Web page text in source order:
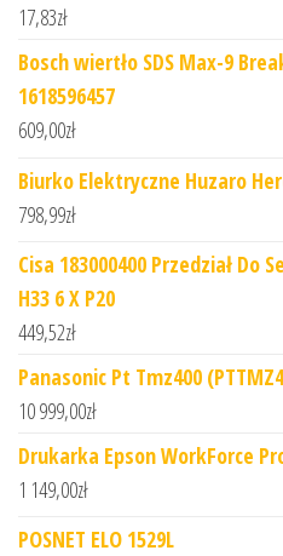
17,83zł
Bosch wiertło SDS Max-9
1618596457
609,00zł
Biurko Elektryczne Huzaro
798,99zł
Cisa 183000400 Przedział Do
H33 6 X P20
449,52zł
Panasonic Pt Tmz400
10 999,00zł
Drukarka Epson WorkForce
1 149,00zł
POSNET ELO 1529L